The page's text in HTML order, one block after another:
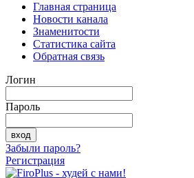
Главная страница
Новости канала
Знаменитости
Статистика сайта
Обратная связь
Логин
Пароль
Забыли пароль?
Регистрация